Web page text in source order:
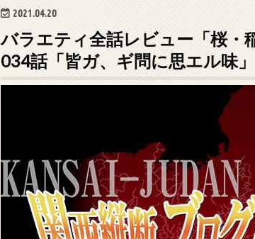
2021.04.20
バラエティ全話レビュー「桜・
034話「皆ガ、ギ問に思エル味」